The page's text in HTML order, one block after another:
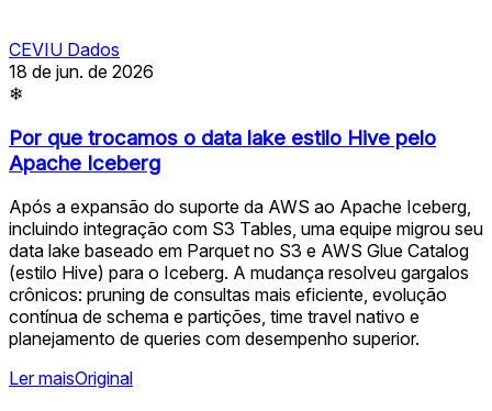
CEVIU Dados
18 de jun. de 2026
❄
Por que trocamos o data lake estilo Hive pelo
Apache Iceberg
Após a expansão do suporte da AWS ao Apache Iceberg,
incluindo integração com S3 Tables, uma equipe migrou seu
data lake baseado em Parquet no S3 e AWS Glue Catalog
(estilo Hive) para o Iceberg. A mudança resolveu gargalos
crônicos: pruning de consultas mais eficiente, evolução
contínua de schema e partições, time travel nativo e
planejamento de queries com desempenho superior.
Ler maisOriginal